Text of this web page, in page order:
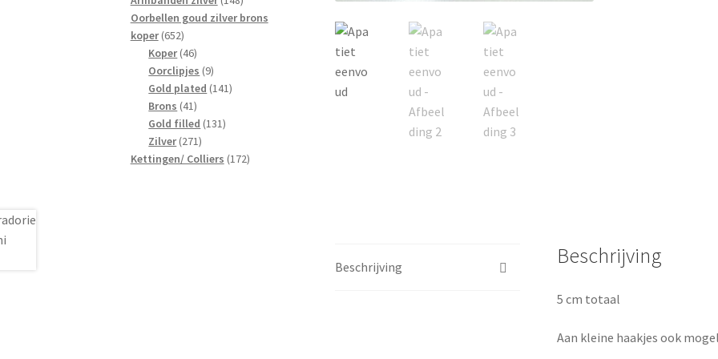
Beschrijving Beschrijving
5 cm totaal
Aan kleine haakjes ook
producten
Oorbellen goud zilver brons
koper 652652
producten
Koper 4646
producten
Oorclipjes 99
producten
Gold plated 141141
Brons 4141
producten
Gold filled 131131
Zilver 271271
producten
Kettingen/ Colliers 172172